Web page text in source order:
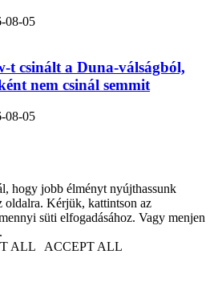
08-05
t csinált a Duna-válságból,
nem csinál semmit
08-05
hogy jobb élményt nyújthassunk
oldalra. Kérjük, kattintson az
süti elfogadásához. Vagy menjen
ALL ACCEPT ALL